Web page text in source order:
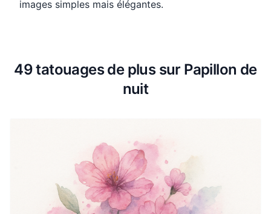
images simples mais élégantes.
49 tatouages de plus sur Papillon de
nuit